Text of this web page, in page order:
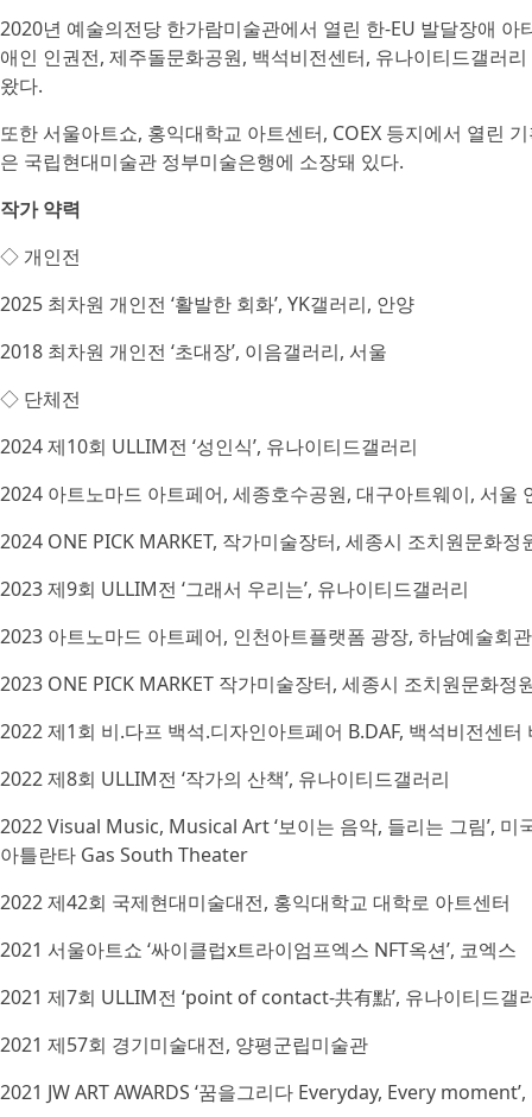
2020년 예술의전당 한가람미술관에서 열린 한-EU 발달장애
애인 인권전, 제주돌문화공원, 백석비전센터, 유나이티드갤러
왔다.
또한 서울아트쇼, 홍익대학교 아트센터, COEX 등지에서 열린
은 국립현대미술관 정부미술은행에 소장돼 있다.
작가 약력
◇ 개인전
2025 최차원 개인전 ‘활발한 회화’, YK갤러리, 안양
2018 최차원 개인전 ‘초대장’, 이음갤러리, 서울
◇ 단체전
2024 제10회 ULLIM전 ‘성인식’, 유나이티드갤러리
2024 아트노마드 아트페어, 세종호수공원, 대구아트웨이, 서울
2024 ONE PICK MARKET, 작가미술장터, 세종시 조치원문화정
2023 제9회 ULLIM전 ‘그래서 우리는’, 유나이티드갤러리
2023 아트노마드 아트페어, 인천아트플랫폼 광장, 하남예술회
2023 ONE PICK MARKET 작가미술장터, 세종시 조치원문화정
2022 제1회 비.다프 백석.디자인아트페어 B.DAF, 백석비전센터
2022 제8회 ULLIM전 ‘작가의 산책’, 유나이티드갤러리
2022 Visual Music, Musical Art ‘보이는 음악, 들리는 그림’,
아틀란타 Gas South Theater
2022 제42회 국제현대미술대전, 홍익대학교 대학로 아트센터
2021 서울아트쇼 ‘싸이클럽x트라이엄프엑스 NFT옥션’, 코엑스
2021 제7회 ULLIM전 ‘point of contact-共有點’, 유나이티드갤
2021 제57회 경기미술대전, 양평군립미술관
2021 JW ART AWARDS ‘꿈을그리다 Everyday, Every